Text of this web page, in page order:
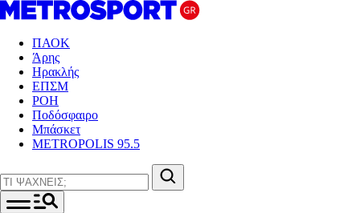
ΠΑΟΚ
Άρης
Ηρακλής
ΕΠΣΜ
ΡΟΗ
Ποδόσφαιρο
Μπάσκετ
METROPOLIS 95.5